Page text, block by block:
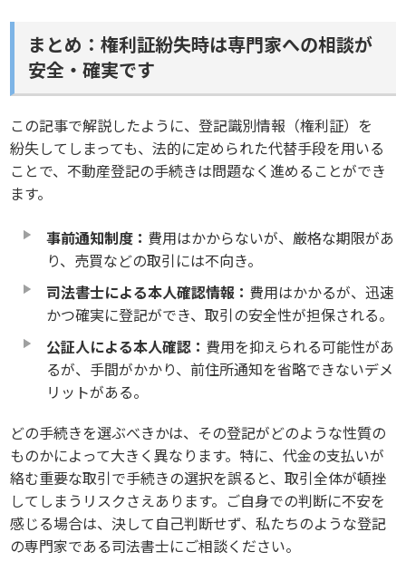
まとめ：権利証紛失時は専門家への相談が
安全・確実です
この記事で解説したように、登記識別情報（権利証）を
紛失してしまっても、法的に定められた代替手段を用いる
ことで、不動産登記の手続きは問題なく進めることができ
ます。
事前通知制度： 費用はかからないが、厳格な期限があ
り、売買などの取引には不向き。
司法書士による本人確認情報： 費用はかかるが、迅速
かつ確実に登記ができ、取引の安全性が担保される。
公証人による本人確認： 費用を抑えられる可能性があ
るが、手間がかかり、前住所通知を省略できないデメ
リットがある。
どの手続きを選ぶべきかは、その登記がどのような性質の
ものかによって大きく異なります。特に、代金の支払いが
絡む重要な取引で手続きの選択を誤ると、取引全体が頓挫
してしまうリスクさえあります。ご自身での判断に不安を
感じる場合は、決して自己判断せず、私たちのような登記
の専門家である司法書士にご相談ください。